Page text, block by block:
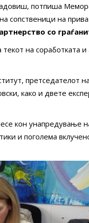
потпиша
сопственици на
со
на соработката и
претседателот
како и двете
кон унапредување
и поголема